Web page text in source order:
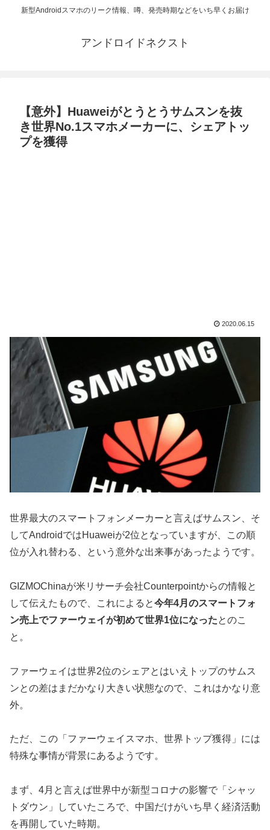
新型Androidスマホのリーク情報、噂、発売時期などをいち早くお届け
アンドロイドネクスト
【意外】Huaweiがとうとうサムスンを抜
き世界No.1スマホメーカーに、シェアトッ
プを獲得
2020.06.15
世界最大のスマートフォンメーカーと言えばサムスン、そ
してAndroidではHuaweiが2位となっていますが、この順
位が入れ替わる、という意外な出来事があったようです。
GIZMOChinaが米リサーチ会社Counterpointからの情報と
して伝えたもので、これによると今年4月のスマートフォ
ン売上でファーウェイが初めて世界1位になったとのこ
と。
ファーウェイは世界2位のシェアとはいえトップのサムス
ンとの差はまだかなり大きい状態なので、これはかなり意
外。
ただ、この「ファーウェイスマホ、世界トップ獲得」には
特殊な事情が背景にあるようです。
まず、4月と言えば世界中が新型コロナの影響で「シャッ
トダウン」していたころで、中国だけがいち早く経済活動
を再開していた時期。